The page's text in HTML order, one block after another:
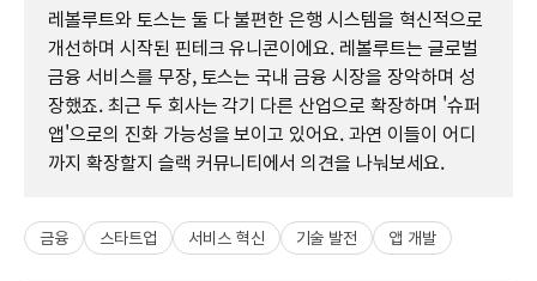
레볼루트와 토스는 둘 다 불편한 은행 시스템을 혁신적으로
개선하며 시작된 핀테크 유니콘이에요. 레볼루트는 글로벌
금융 서비스를 무장, 토스는 국내 금융 시장을 장악하며 성
장했죠. 최근 두 회사는 각기 다른 산업으로 확장하며 '슈퍼
앱'으로의 진화 가능성을 보이고 있어요. 과연 이들이 어디
까지 확장할지 슬랙 커뮤니티에서 의견을 나눠보세요.
금융 스타트업 서비스 혁신 기술 발전 앱 개발